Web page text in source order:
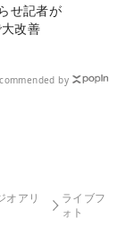
せ記者が
大改善
by
オアリ
ライブフ
ォト